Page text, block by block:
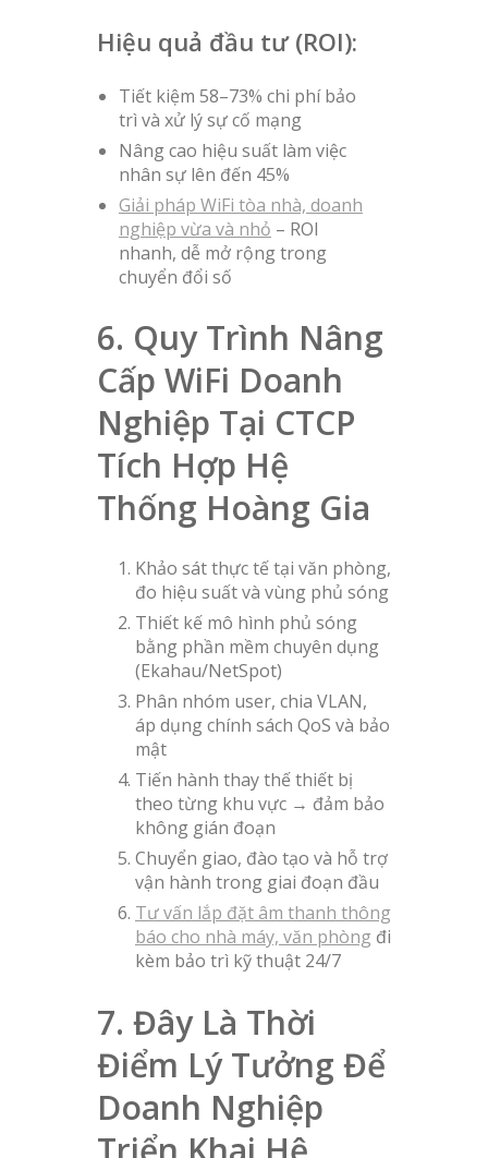
Hiệu quả đầu tư (ROI):
Tiết kiệm 58–73% chi phí bảo
trì và xử lý sự cố mạng
Nâng cao hiệu suất làm việc
nhân sự lên đến 45%
Giải pháp WiFi tòa nhà, doanh
nghiệp vừa và nhỏ – ROI
nhanh, dễ mở rộng trong
chuyển đổi số
6. Quy Trình Nâng
Cấp WiFi Doanh
Nghiệp Tại CTCP
Tích Hợp Hệ
Thống Hoàng Gia
Khảo sát thực tế tại văn phòng,
đo hiệu suất và vùng phủ sóng
Thiết kế mô hình phủ sóng
bằng phần mềm chuyên dụng
(Ekahau/NetSpot)
Phân nhóm user, chia VLAN,
áp dụng chính sách QoS và bảo
mật
Tiến hành thay thế thiết bị
theo từng khu vực → đảm bảo
không gián đoạn
Chuyển giao, đào tạo và hỗ trợ
vận hành trong giai đoạn đầu
Tư vấn lắp đặt âm thanh thông
báo cho nhà máy, văn phòng đi
kèm bảo trì kỹ thuật 24/7
7. Đây Là Thời
Điểm Lý Tưởng Để
Doanh Nghiệp